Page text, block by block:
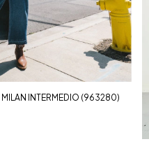
MILAN INTERMEDIO (963280)